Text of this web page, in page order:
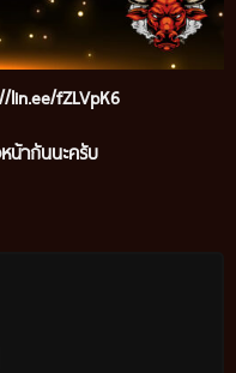
lin.ee/fZLVpK6
หน้ากันนะครับ